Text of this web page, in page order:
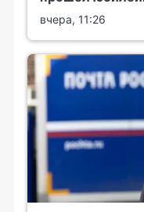
вчера, 11:26